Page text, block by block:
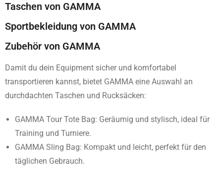
Taschen von GAMMA
Sportbekleidung von GAMMA
Zubehör von GAMMA
Damit du dein Equipment sicher und komfortabel
transportieren kannst, bietet GAMMA eine Auswahl an
durchdachten Taschen und Rucksäcken:
GAMMA Tour Tote Bag: Geräumig und stylisch, ideal für
Training und Turniere.
GAMMA Sling Bag: Kompakt und leicht, perfekt für den
täglichen Gebrauch.